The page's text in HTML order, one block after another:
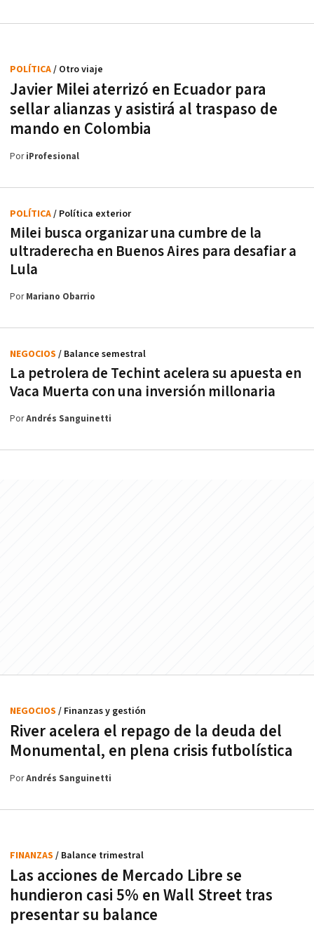
Javier Milei aterrizó en Ecuador para
sellar alianzas y asistirá al traspaso de
mando en Colombia
POLÍTICA/ Otro viaje
PoriProfesional
Milei busca organizar una cumbre de la
ultraderecha en Buenos Aires para desafiar a
Lula
POLÍTICA/ Política exterior
PorMariano Obarrio
La petrolera de Techint acelera su apuesta en
Vaca Muerta con una inversión millonaria
NEGOCIOS / Balance semestral
PorAndrés Sanguinetti
River acelera el repago de la deuda del
Monumental, en plena crisis futbolística
NEGOCIOS / Finanzas y gestión
PorAndrés Sanguinetti
Las acciones de Mercado Libre se
hundieron casi 5% en Wall Street tras
presentar su balance
FINANZAS / Balance trimestral